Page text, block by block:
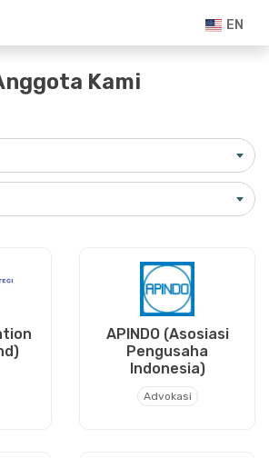
EN
Kami
APINDO (Asosiasi
Pengusaha
Indonesia)
Advokasi